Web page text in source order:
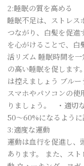
2:睡眠の質を高める
睡眠不足は、ストレス
つながり、白髪を促進
を心がけることで、
活リズム 睡眠時間を
の高い睡眠を促しま
は控えましょう ブル
スマホやパソコンの
りましょう。 ・適切
50〜60%になるように
3:適度な運動
運動は血行を促進し、
あります。 また、ス